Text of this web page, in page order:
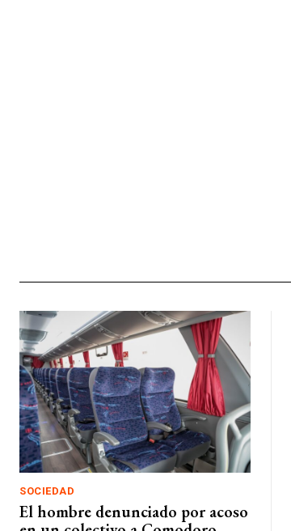
SOCIEDAD
El hombre denunciado por acoso